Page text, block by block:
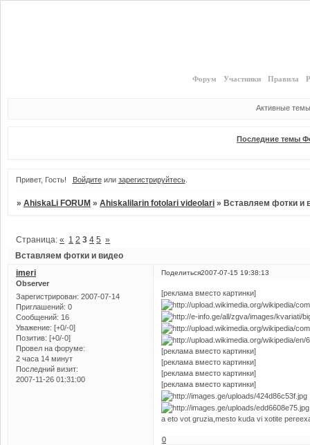
Форум Участники Правила
Активные темы
Последние темы
Привет, Гость! Войдитеили зарегистрируйтесь.
»AhiskaLi FORUM »Ahiskalilarin fotolari videolari »Вставляем фотки и
Вставляем фотки и видео
Страница:« 1 2 3 4 5 »
Поделиться2007-07-15 19:38:13
imeri
Observer
Зарегистрирован: 2007-07-14
Приглашений: 0
Сообщений: 16
Уважение: [+0/-0]
Позитив: [+0/-0]
Провел на форуме:
2 часа 14 минут
Последний визит:
2007-11-26 01:31:00
[реклама вместо картинки]
[реклама вместо картинки]
[реклама вместо картинки]
[реклама вместо картинки]
[реклама вместо картинки]
a eto vot gruzia,mesto kuda vi xotite
0